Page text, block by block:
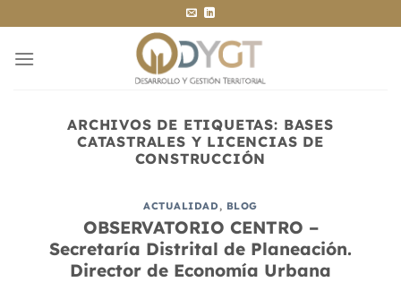
al
contenido
ARCHIVOS DE ETIQUETAS: BASES
CATASTRALES Y LICENCIAS DE
CONSTRUCCIÓN
ACTUALIDAD, BLOG
OBSERVATORIO CENTRO –
Secretaría Distrital de Planeación.
Director de Economía Urbana